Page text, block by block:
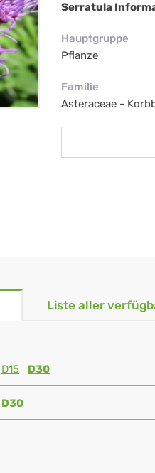
Serratula
Hauptgruppe
Pflanze
Familie
Asteraceae -
Liste aller
D15 D30
D30